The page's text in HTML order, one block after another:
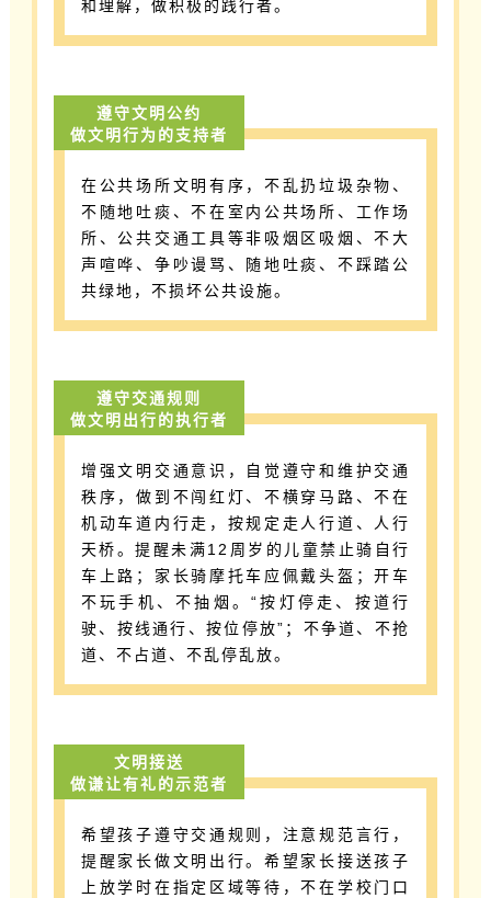
和理解，做积极的践行者。
遵守文明公约
做文明行为的支持者
在公共场所文明有序，不乱扔垃圾杂物、
不随地吐痰、不在室内公共场所、工作场
所、公共交通工具等非吸烟区吸烟、不大
声喧哗、争吵谩骂、随地吐痰、不踩踏公
共绿地，不损坏公共设施。
遵守交通规则
做文明出行的执行者
增强文明交通意识，自觉遵守和维护交通
秩序，做到不闯红灯、不横穿马路、不在
机动车道内行走，按规定走人行道、人行
天桥。提醒未满12周岁的儿童禁止骑自行
车上路；家长骑摩托车应佩戴头盔；开车
不玩手机、不抽烟。“按灯停走、按道行
驶、按线通行、按位停放”；不争道、不抢
道、不占道、不乱停乱放。
文明接送
做谦让有礼的示范者
希望孩子遵守交通规则，注意规范言行，
提醒家长做文明出行。希望家长接送孩子
上放学时在指定区域等待，不在学校门口